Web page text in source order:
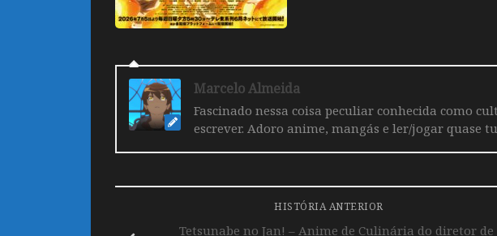
Marcelo Almeida
Fascinado nessa coisa peculiar conhecida como
escrever. Adoro anime, mangás e ler/jogar quase
HISTÓRIA ANTERIOR
Tetsunabe no Jan! – Anime de Culinária do diretor de